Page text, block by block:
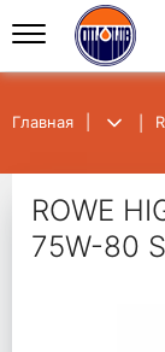
Главная
ROWE
75W-80 S